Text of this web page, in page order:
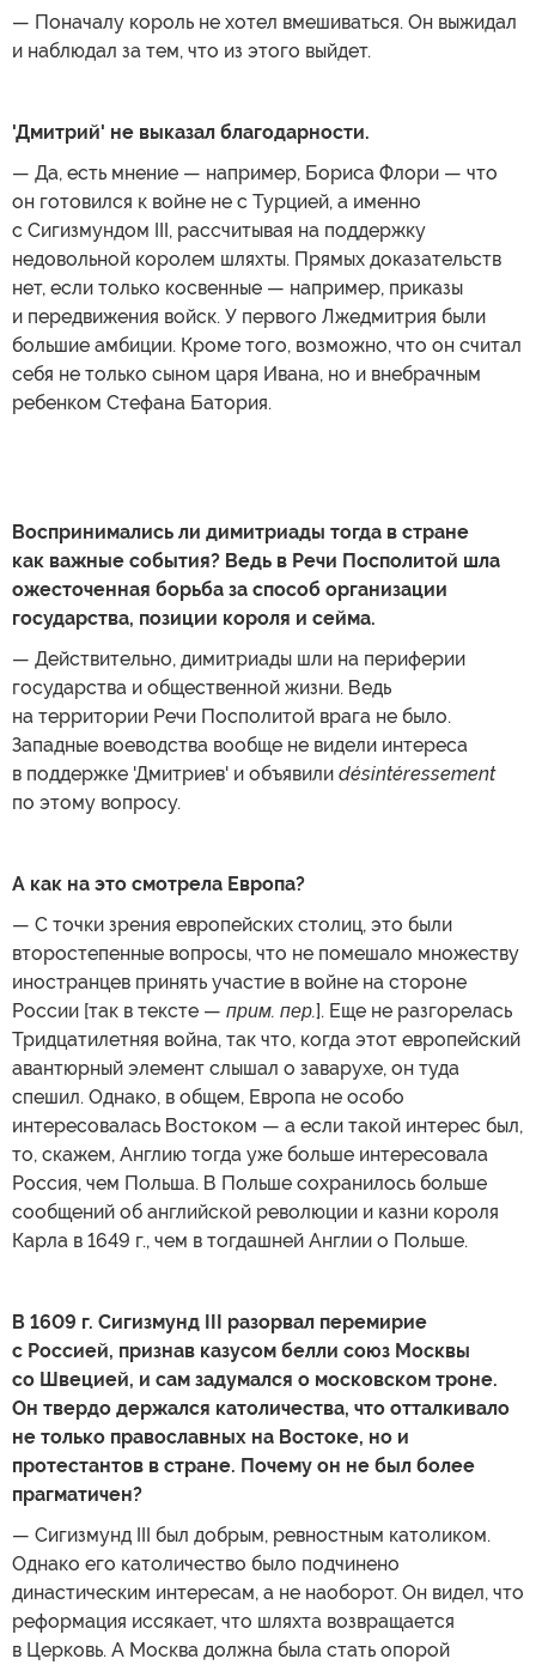
— Поначалу король не хотел вмешиваться. Он выжидал
и наблюдал за тем, что из этого выйдет.
'Дмитрий' не выказал благодарности.
— Да, есть мнение — например, Бориса Флори — что
он готовился к войне не с Турцией, а именно
с Сигизмундом III, рассчитывая на поддержку
недовольной королем шляхты. Прямых доказательств
нет, если только косвенные — например, приказы
и передвижения войск. У первого Лжедмитрия были
большие амбиции. Кроме того, возможно, что он считал
себя не только сыном царя Ивана, но и внебрачным
ребенком Стефана Батория.
Воспринимались ли димитриады тогда в стране
как важные события? Ведь в Речи Посполитой шла
ожесточенная борьба за способ организации
государства, позиции короля и сейма.
— Действительно, димитриады шли на периферии
государства и общественной жизни. Ведь
на территории Речи Посполитой врага не было.
Западные воеводства вообще не видели интереса
в поддержке 'Дмитриев' и объявили désintéressement
по этому вопросу.
А как на это смотрела Европа?
— С точки зрения европейских столиц, это были
второстепенные вопросы, что не помешало множеству
иностранцев принять участие в войне на стороне
России [так в тексте — прим. пер.]. Еще не разгорелась
Тридцатилетняя война, так что, когда этот европейский
авантюрный элемент слышал о заварухе, он туда
спешил. Однако, в общем, Европа не особо
интересовалась Востоком — а если такой интерес был,
то, скажем, Англию тогда уже больше интересовала
Россия, чем Польша. В Польше сохранилось больше
сообщений об английской революции и казни короля
Карла в 1649 г., чем в тогдашней Англии о Польше.
В 1609 г. Сигизмунд III разорвал перемирие
с Россией, признав казусом белли союз Москвы
со Швецией, и сам задумался о московском троне.
Он твердо держался католичества, что отталкивало
не только православных на Востоке, но и
протестантов в стране. Почему он не был более
прагматичен?
— Сигизмунд III был добрым, ревностным католиком.
Однако его католичество было подчинено
династическим интересам, а не наоборот. Он видел, что
реформация иссякает, что шляхта возвращается
в Церковь. А Москва должна была стать опорой